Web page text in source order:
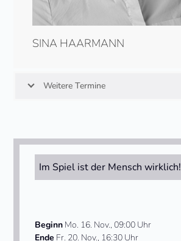
SINA HAARMANN
Weitere Termine
Im Spiel ist der Mensch wirklich!
Beginn Mo. 16. Nov., 09:00 Uhr
Ende Fr. 20. Nov., 16:30 Uhr